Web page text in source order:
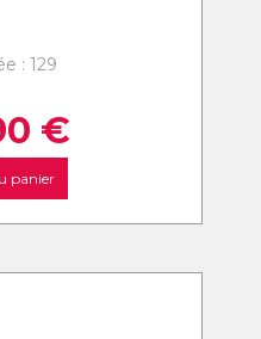
: 129
€
panier